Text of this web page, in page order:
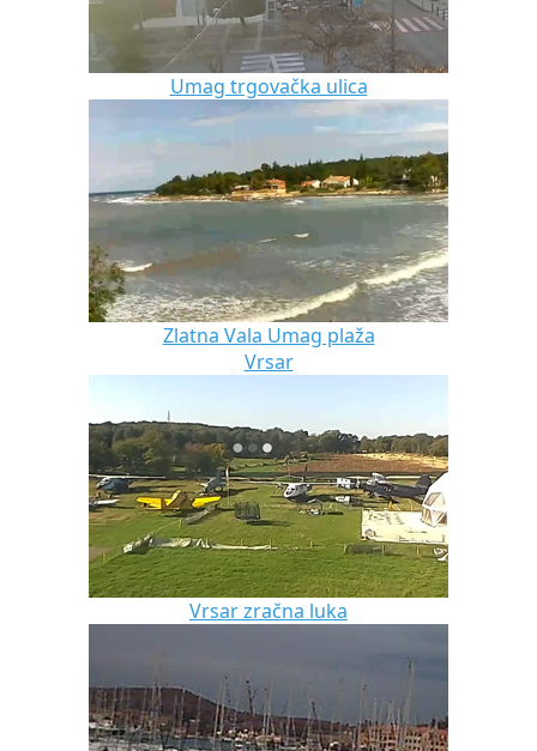
Umag trgovačka ulica
Zlatna Vala Umag plaža
Vrsar
Vrsar zračna luka